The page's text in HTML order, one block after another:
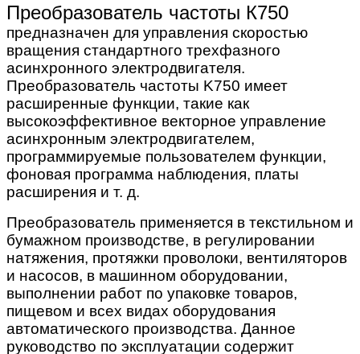
Преобразователь частоты К750
предназначен для управления скоростью
вращения стандартного трехфазного
асинхронного электродвигателя.
Преобразователь частоты K750 имеет
расширенные функции, такие как
высокоэффективное векторное управление
асинхронным электродвигателем,
программируемые пользователем функции,
фоновая программа наблюдения, платы
расширения и т. д.
Преобразователь применяется в текстильном и
бумажном производстве, в регулировании
натяжения, протяжки проволоки, вентиляторов
и насосов, в машинном оборудовании,
выполнении работ по упаковке товаров,
пищевом и всех видах оборудования
автоматического производства. Данное
руководство по эксплуатации содержит